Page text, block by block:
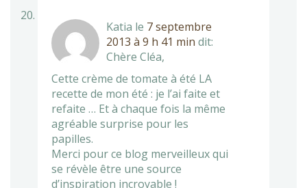
Katia le 7 septembre
2013 à 9 h 41 min dit:
Chère Cléa,
Cette crème de tomate à été LA
recette de mon été : je l’ai faite et
refaite … Et à chaque fois la même
agréable surprise pour les
papilles.
Merci pour ce blog merveilleux qui
se révèle être une source
d’inspiration incroyable !